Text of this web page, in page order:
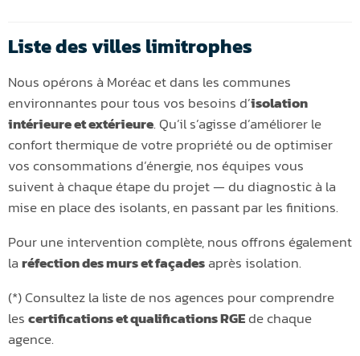
Liste des villes limitrophes
Nous opérons à Moréac et dans les communes
environnantes pour tous vos besoins d’isolation
intérieure et extérieure. Qu’il s’agisse d’améliorer le
confort thermique de votre propriété ou de optimiser
vos consommations d’énergie, nos équipes vous
suivent à chaque étape du projet — du diagnostic à la
mise en place des isolants, en passant par les finitions.
Pour une intervention complète, nous offrons également
laréfection des murs et façadesaprès isolation.
(*) Consultez la liste de nos agences pour comprendre
lescertifications et qualifications RGEde chaque
agence.